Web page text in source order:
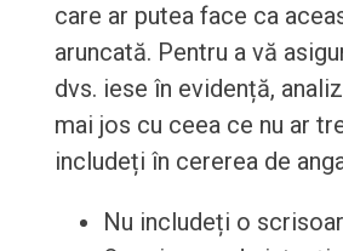
care ar putea face ca
aruncată. Pentru a vă
dvs. iese în evidență,
mai jos cu ceea ce nu ar
includeți în cererea de
Nu includeți o